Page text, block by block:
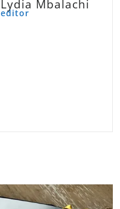
Lydia Mbalachi
editor